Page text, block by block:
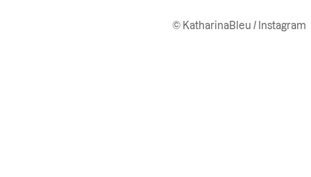
© KatharinaBleu / Instagram